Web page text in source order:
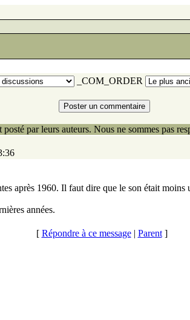
_COM_ORDER
par leurs auteurs. Nous ne sommes pas
après 1960. Il faut dire que le son était
années.
[ Répondre à ce message| Parent]